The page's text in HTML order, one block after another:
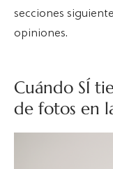
secciones
opiniones.
Cuándo SÍ
de fotos en